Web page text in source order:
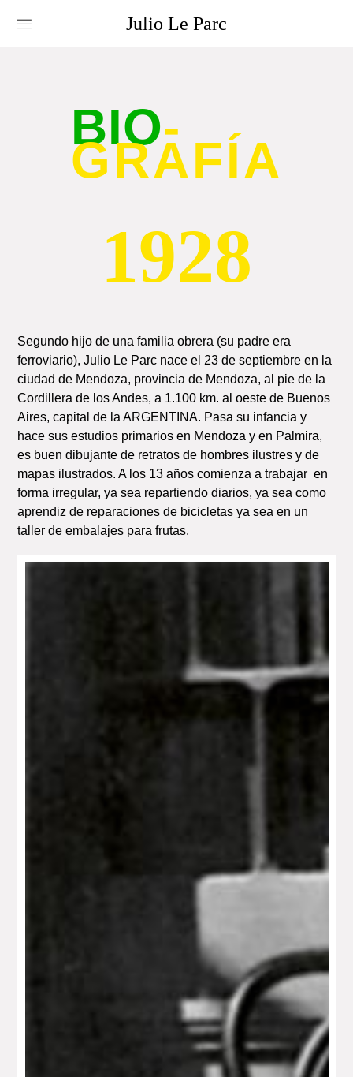
Julio Le Parc
BIO-
GRAFÍA
1928
Segundo hijo de una familia obrera (su padre era
ferroviario), Julio Le Parc nace el 23 de septiembre en la
ciudad de Mendoza, provincia de Mendoza, al pie de la
Cordillera de los Andes, a 1.100 km. al oeste de Buenos
Aires, capital de la ARGENTINA. Pasa su infancia y
hace sus estudios primarios en Mendoza y en Palmira,
es buen dibujante de retratos de hombres ilustres y de
mapas ilustrados. A los 13 años comienza a trabajar en
forma irregular, ya sea repartiendo diarios, ya sea como
aprendiz de reparaciones de bicicletas ya sea en un
taller de embalajes para frutas.